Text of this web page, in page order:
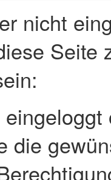
nicht
Seite
die